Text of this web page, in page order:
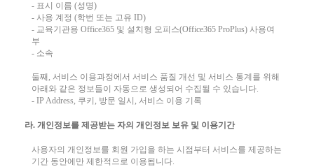
- 표시 이름 (성명)
- 사용 계정 (학번 또는 고유 ID)
- 교육기관용 Office365 및 설치형 오피스(Office365 ProPlus) 사용여
부
- 소속
둘째, 서비스 이용과정에서 서비스 품질 개선 및 서비스 통계를 위해
아래와 같은 정보들이 자동으로 생성되어 수집될 수 있습니다.
- IP Address, 쿠키, 방문 일시, 서비스 이용 기록
라. 개인정보를 제공받는 자의 개인정보 보유 및 이용기간
사용자의 개인정보를 회원 가입을 하는 시점부터 서비스를 제공하는
기간 동안에만 제한적으로 이용됩니다.